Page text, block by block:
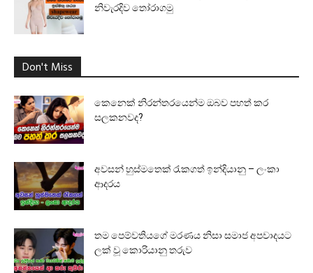
නිවැරදිව තෝරාගමු
Don't Miss
කෙනෙක් නිරන්තරයෙන්ම ඔබව පහත් කර
සලකනවද?
අවසන් හුස්මතෙක් රැකගත් ඉන්දියානු – ලංකා
ආදරය
තම පෙම්වතියගේ මරණය නිසා සමාජ අපවාදයට
ලක් වූ කොරියානු තරුව